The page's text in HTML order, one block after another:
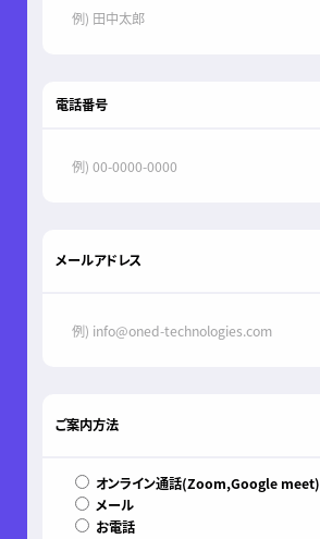
電話番号
メールアドレス
ご案内方法
オンライン通話(Zoom,Google meet)
メール
お電話